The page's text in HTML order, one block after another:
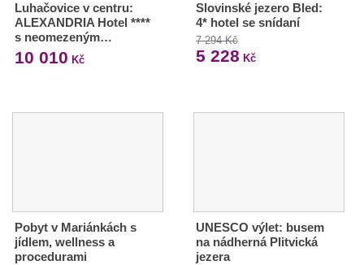
Luhačovice v centru:
ALEXANDRIA Hotel ****
s neomezeným…
10 010 Kč
Slovinské jezero Bled:
4* hotel se snídaní
7 294 Kč
5 228 Kč
Pobyt v Mariánkách s
jídlem, wellness a
procedurami
UNESCO výlet: busem
na nádherná Plitvická
jezera